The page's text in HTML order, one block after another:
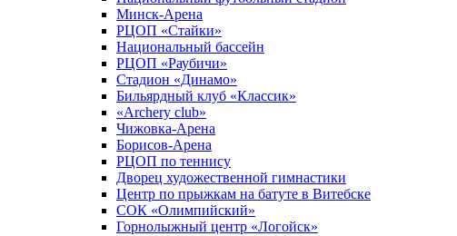
Минск-Арена
РЦОП «Стайки»
Национальный бассейн
РЦОП «Раубичи»
Стадион «Динамо»
Бильярдный клуб «Классик»
«Archery club»
Чижовка-Арена
Борисов-Арена
РЦОП по теннису
Дворец художественной гимнастики
Центр по прыжкам на батуте в Витебске
СОК «Олимпийский»
Горнолыжный центр «Логойск»